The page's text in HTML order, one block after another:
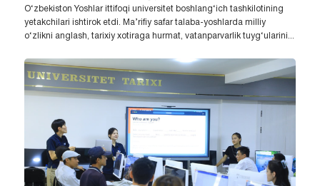
O‘zbekiston Yoshlar ittifoqi universitet boshlang‘ich tashkilotining
yetakchilari ishtirok etdi. Ma’rifiy safar talaba-yoshlarda milliy
o‘zlikni anglash, tarixiy xotiraga hurmat, vatanparvarlik tuyg‘ularini...